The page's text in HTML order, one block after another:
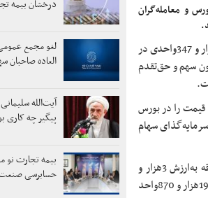
و معامله‌گران
شاخص بورس در جریان معاملات امروز بورس با افت 2هزار و 347واحدی در
و 899واحد به کار خود پایان داد و بیش از 6میلیارد و 748میلیون سهم و حق‌تقدم
قیمت را در بورس
سرمایه‌گذای سهام
این گزارش می‌افزاید: در بازارهای فرابورس ایران هم با معامله 2 میلیارد و 946میلیون ورقه به‌ارزش 3هزار و
34میلیارد تومان در 360هزار نوبت، شاخص فرابورس (آیفکس) 87واحد افت کرد و در ارتفاع 19هزار و 870واحد
درخشان بیمه
لغو مجمع
العاده صاحبان
آیت‌الله
پیگیر چه کاری
بیمه تجارت نو
حسابرسی